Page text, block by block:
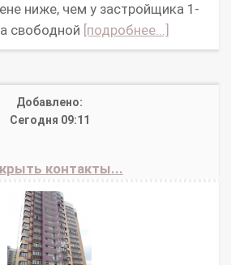
ниже, чем у застройщика 1-
свободной [подробнее...]
Добавлено:
Сегодня 09:11
контакты...